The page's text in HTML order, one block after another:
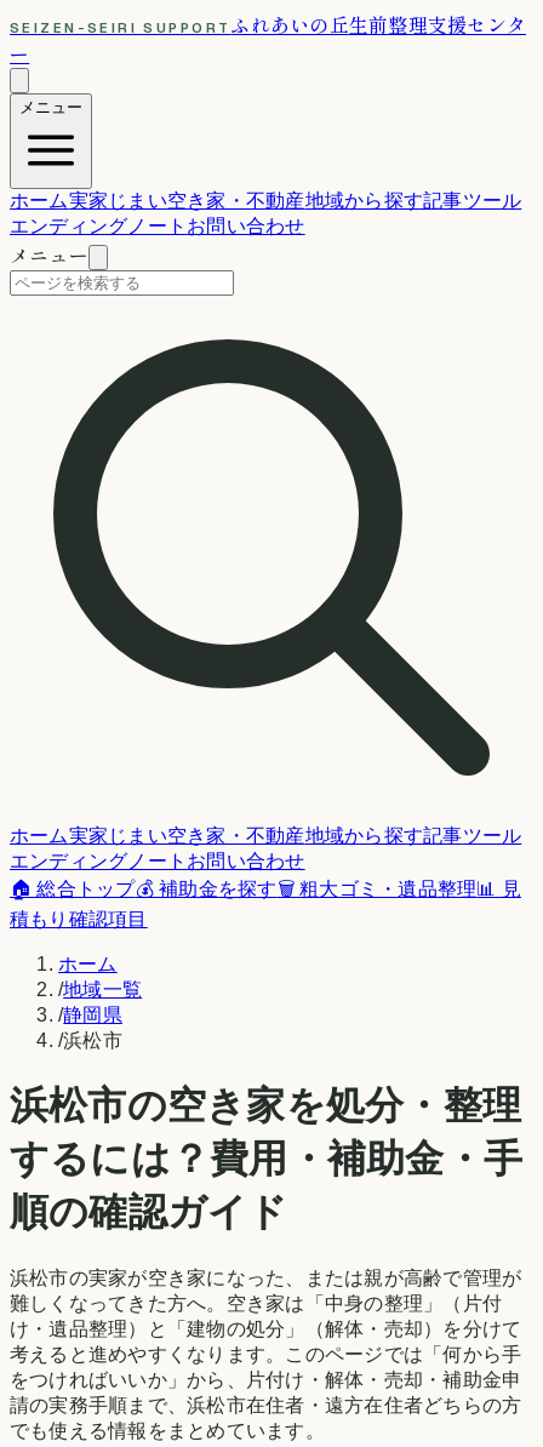
SEIZEN-SEIRI SUPPORT ふれあいの丘生前整理支援センタ
ー
メニュー
ホーム実家じまい空き家・不動産地域から探す記事ツール
エンディングノート お問い合わせ
メニュー
ホーム実家じまい空き家・不動産地域から探す記事ツール
エンディングノート お問い合わせ
🏠 総合トップ💰 補助金を探す🗑️ 粗大ゴミ・遺品整理📊 見
積もり確認項目
ホーム
/地域一覧
/静岡県
/浜松市
浜松市の空き家を処分・整理
するには？費用・補助金・手
順の確認ガイド
浜松市の実家が空き家になった、または親が高齢で管理が
難しくなってきた方へ。空き家は「中身の整理」（片付
け・遺品整理）と「建物の処分」（解体・売却）を分けて
考えると進めやすくなります。このページでは「何から手
をつければいいか」から、片付け・解体・売却・補助金申
請の実務手順まで、浜松市在住者・遠方在住者どちらの方
でも使える情報をまとめています。